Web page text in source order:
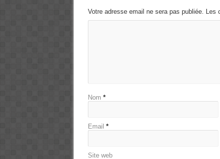
Votre adresse email ne sera pas publiée.
Nom *
Email *
Site web